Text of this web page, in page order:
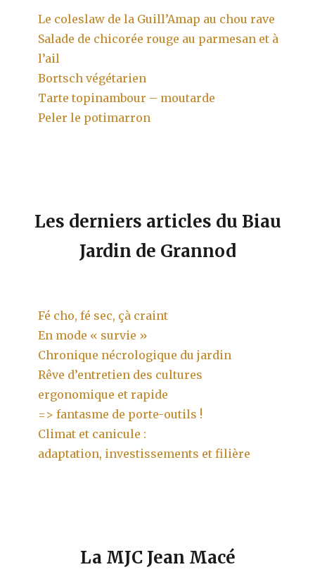
Le coleslaw de la Guill’Amap au chou rave
Salade de chicorée rouge au parmesan et à
l’ail
Bortsch végétarien
Tarte topinambour – moutarde
Peler le potimarron
Les derniers articles du Biau
Jardin de Grannod
Fé cho, fé sec, çà craint
En mode « survie »
Chronique nécrologique du jardin
Rêve d’entretien des cultures
ergonomique et rapide
=> fantasme de porte-outils !
Climat et canicule :
adaptation, investissements et filière
La MJC Jean Macé